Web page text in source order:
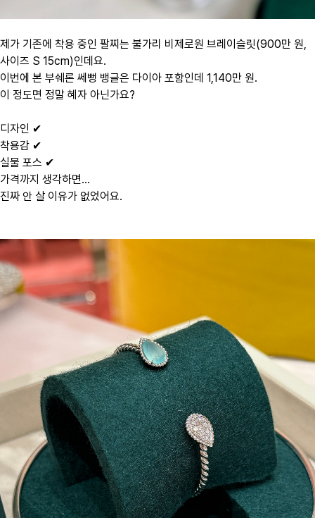
제가 기존에 착용 중인 팔찌는 불가리 비제로원 브레이슬릿(900만 원,
사이즈 S 15cm)인데요.
이번에 본 부쉐론 쎄뻥 뱅글은 다이아 포함인데 1,140만 원.
이 정도면 정말 혜자 아닌가요?
디자인 ✔
착용감 ✔
실물 포스 ✔
가격까지 생각하면…
진짜 안 살 이유가 없었어요.